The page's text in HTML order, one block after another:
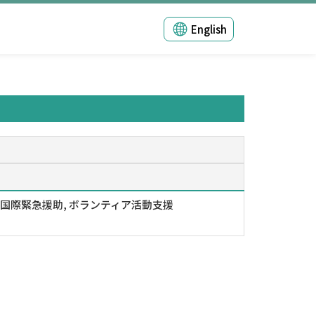
English
際緊急援助, ボランティア活動支援